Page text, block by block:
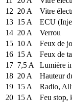
12 20 A
Vitre
13 15 A
ECU
14 20 A
Verrou
15 10 A
Feux de
16 15 A
Feux de
17 7,5 A
Lumière
18 20 A
Hauteur
19 15 A
Radio,
20 15 A
Feu stop,